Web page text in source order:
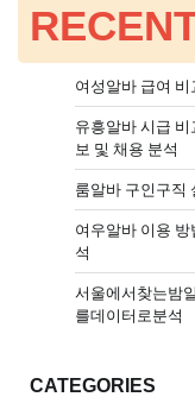
여성알바 급여 비
유흥알바 시급 비
보 및 채용 분석
룸알바 구인구직
여우알바 이용
석
서울에서찾는밤
를데이터로분석
CATEGORIES